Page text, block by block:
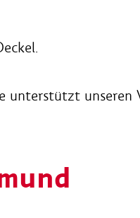
unterstützt unseren